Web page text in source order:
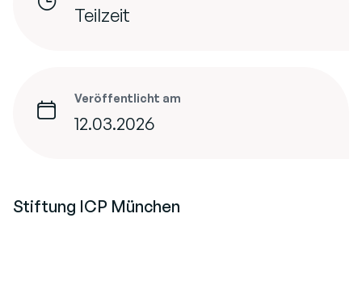
Teilzeit
Veröffentlicht am
12.03.2026
Stiftung ICP München